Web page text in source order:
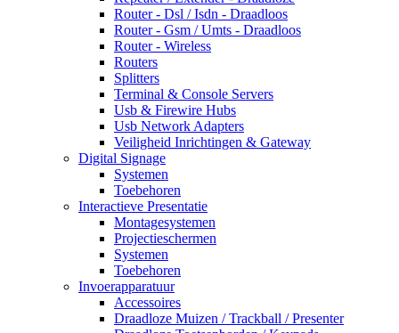
Router - Dsl / Isdn - Draadloos
Router - Gsm / Umts - Draadloos
Router - Wireless
Routers
Splitters
Terminal & Console Servers
Usb & Firewire Hubs
Usb Network Adapters
Veiligheid Inrichtingen & Gateway
Digital Signage
Systemen
Toebehoren
Interactieve Presentatie
Montagesystemen
Projectieschermen
Systemen
Toebehoren
Invoerapparatuur
Accessoires
Draadloze Muizen / Trackball / Presenter